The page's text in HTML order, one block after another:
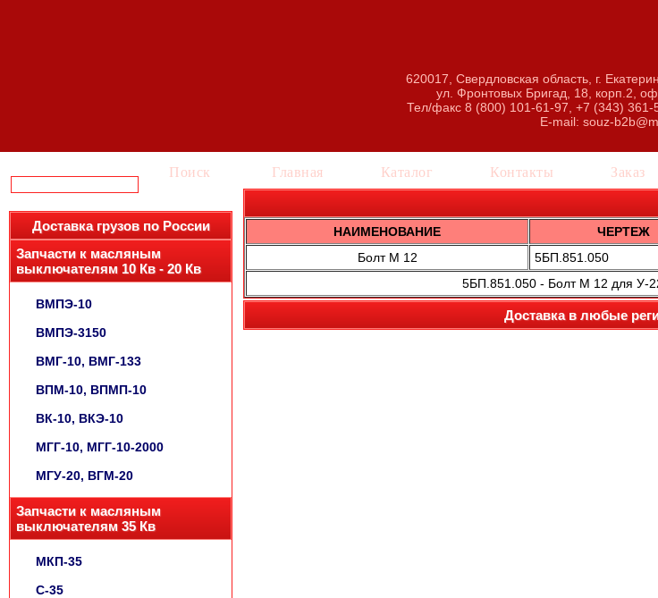
620017, Свердловская область, г.
ул. Фронтовых Бригад, 18, корп.2, оф
Тел/факс 8 (800) 101-61-97, +7 (343) 361-
E-mail: souz-
Поиск
Доставка грузов по России
Запчасти к масляным
выключателям 10 Кв - 20 Кв
ВМПЭ-10
ВМПЭ-3150
ВМГ-10, ВМГ-133
ВПМ-10, ВПМП-10
ВК-10, ВКЭ-10
МГГ-10, МГГ-10-2000
МГУ-20, ВГМ-20
Запчасти к масляным
выключателям 35 Кв
МКП-35
С-35
Главная Каталог Контакты Заказ
НАИМЕНОВАНИЕ ЧЕРТЕЖ
Болт М 12
5БП.851.050
5БП.851.050 - Болт М 12 для У-
Доставка в любые